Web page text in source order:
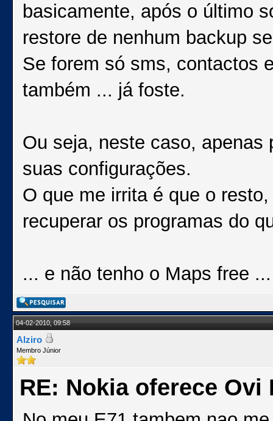
basicamente, após o último
restore de nenhum backup
Se forem só sms, contactos
também ... já foste.
Ou seja, neste caso, apenas
suas configurações.
O que me irrita é que o
recuperar os programas do
... e não tenho o Maps free
04-02-2010, 09:58
Alziro
Membro Júnior
RE: Nokia oferece Ovi